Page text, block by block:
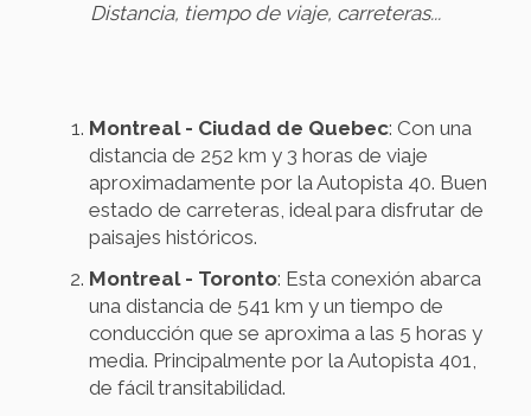
Distancia, tiempo de viaje, carreteras...
Montreal - Ciudad de Quebec: Con una
distancia de 252 km y 3 horas de viaje
aproximadamente por la Autopista 40. Buen
estado de carreteras, ideal para disfrutar de
paisajes históricos.
Montreal - Toronto: Esta conexión abarca
una distancia de 541 km y un tiempo de
conducción que se aproxima a las 5 horas y
media. Principalmente por la Autopista 401,
de fácil transitabilidad.